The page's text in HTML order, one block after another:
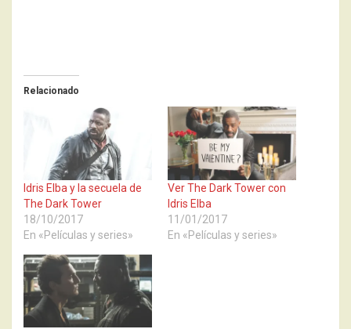
Relacionado
Idris Elba y la secuela de
The Dark Tower
18/10/2017
En «Películas y series»
Ver The Dark Tower con
Idris Elba
11/01/2017
En «Películas y series»